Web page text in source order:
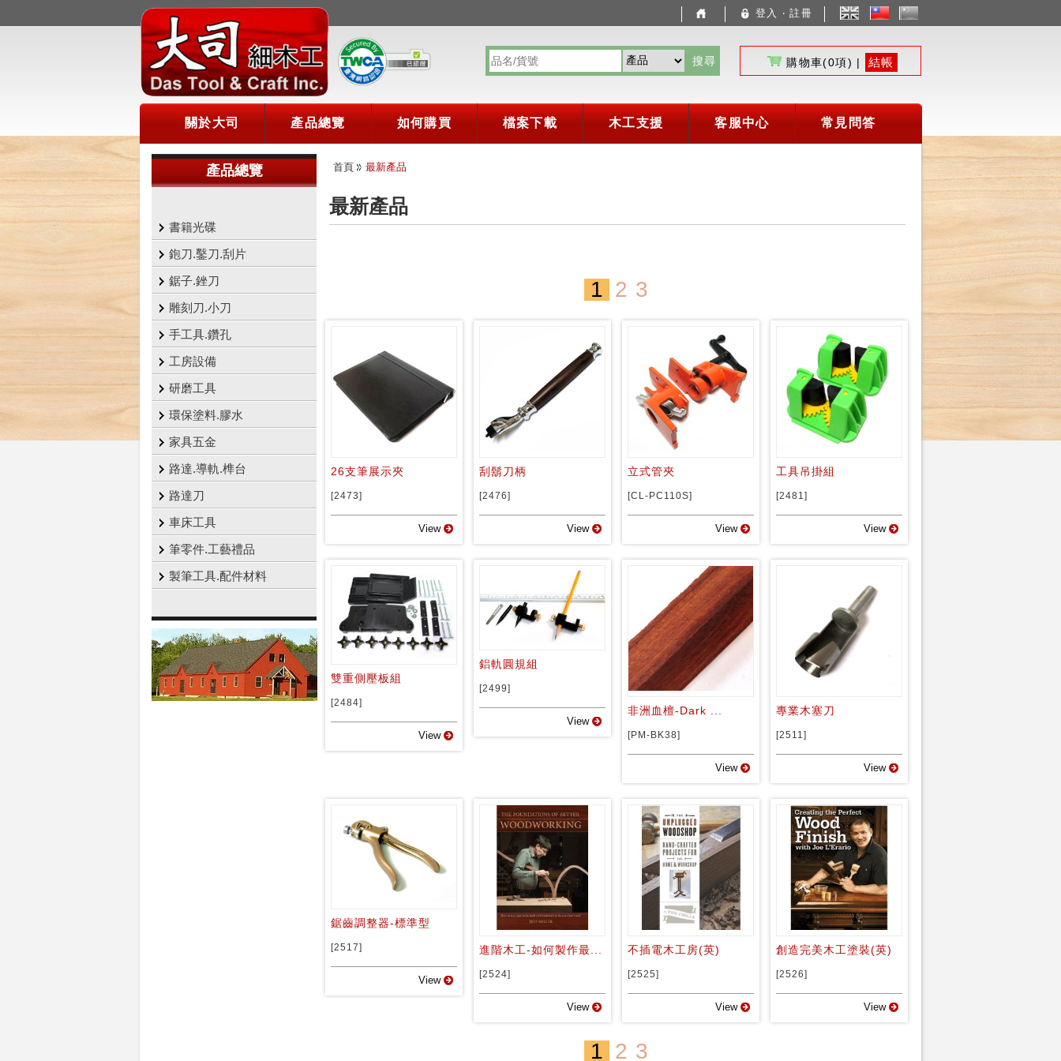
登入 ‧ 註冊
文
體
搜尋 購物車(0項) | 結帳
關於大司 產品總覽 如何購買 檔案下載 木工支援 客服中心 常見問答
產品總覽
書籍光碟
鉋刀.鑿刀.刮片
鋸子.銼刀
雕刻刀.小刀
手工具.鑽孔
工房設備
研磨工具
環保塗料.膠水
家具五金
路達.導軌.榫台
路達刀
車床工具
筆零件.工藝禮品
製筆工具.配件材料
首頁 最新產品
最新產品
1 2 3
26支筆展示夾
[2473]
View
刮鬍刀柄
[2476]
View
立式管夾
[CL-PC110S]
View
工具吊掛組
[2481]
View
雙重側壓板組
[2484]
View
鋁軌圓規組
[2499]
View
非洲血檀-Dark ...
[PM-BK38]
View
專業木塞刀
[2511]
View
鋸齒調整器-標準型
[2517]
View
進階木工-如何製作最...
[2524]
View
不插電木工房(英)
[2525]
View
創造完美木工塗裝(英)
[2526]
View
1 2 3